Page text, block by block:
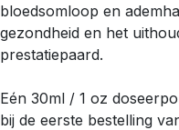
bloedsomloop en
gezondheid en het
prestatiepaard.
Eén 30ml / 1 oz
bij de eerste bestelling